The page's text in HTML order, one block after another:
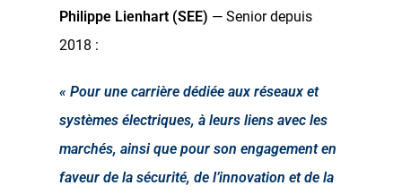
Philippe Lienhart (SEE) — Senior depuis
2018 :
« Pour une carrière dédiée aux réseaux et
systèmes électriques, à leurs liens avec les
marchés, ainsi que pour son engagement en
faveur de la sécurité, de l’innovation et de la